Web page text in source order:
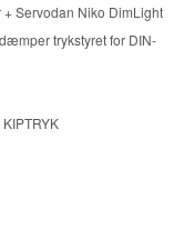
Servodan Niko DimLight
trykstyret for DIN-